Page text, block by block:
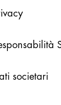
societari